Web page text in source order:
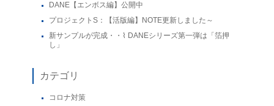
DANE【エンボス編】公開中
プロジェクトS：【活版編】NOTE更新しました～
新サンプルが完成・・⌇ DANEシリーズ第一弾は「箔押
し」
カテゴリ
コロナ対策